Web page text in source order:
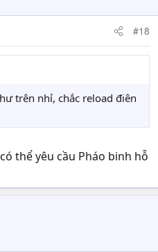
#18
trên nhỉ, chắc reload điên
thể yêu cầu Pháo binh hỗ